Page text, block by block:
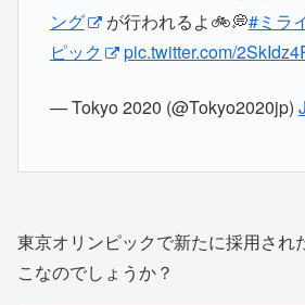
ング
が行われるよ🚲💭#ミラ
ピック
pic.twitter.com/
— Tokyo 2020 (@Tokyo2020jp)
東京オリンピックで新たに採用され
こなのでしょうか？